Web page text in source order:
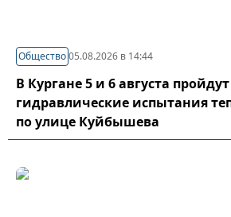
Общество05.08.2026 в 14:44
В Кургане 5 и 6 августа
гидравлические испытания
по улице Куйбышева